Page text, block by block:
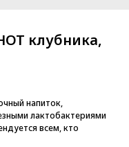
клубника,
напиток,
лактобактериями
всем, кто